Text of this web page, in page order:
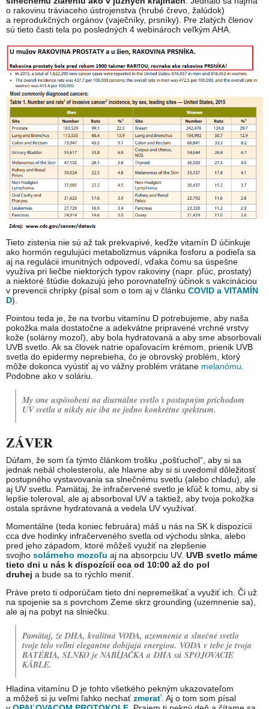
o rakovinu tráviaceho ústrojenstva (hrubé črevo, žalúdok)
a reprodukčných orgánov (vaječníky, prsníky). Pre zlatých členov
sú tieto časti tela po posledných 4 webinároch veľkým AHA.
Tieto zistenia nie sú až tak prekvapivé, keďže vitamín D účinkuje
ako hormón regulujúci metabolizmus vápnika fosforu a podieľa sa
aj na regulácii imunitných odpovedí, vďaka čomu sa úspešne
využíva pri liečbe niektorých typov rakoviny (napr. pľúc, prostaty)
a niektoré štúdie dokazujú jeho porovnateľný účinok s vakcináciou
v prevencii chrípky (písal som o tom aj v článku COVID a VITAMÍN
D).
Pointou teda je, že na tvorbu vitamínu D potrebujeme, aby naša
pokožka mala dostatočne a adekvátne pripravené vrchné vrstvy
kože (solárny mozoľ), aby bola hydratovaná a aby sme absorbovali
UVB svetlo. Ak sa človek natrie opaľovacím krémom, prienik UVB
svetla do epidermy neprebieha, čo je obrovský problém, ktorý
môže dokonca vyústiť aj vo vážny problém vrátane melanómu
Podobne ako v soláriu.
My sme uspôsobení na diurnálne svetlo s postupným príchodom
UV svetla a nikdy nie iba ne jedno konkrétne spektrum.
ZÁVER
Dúfam, že som ťa týmto článkom trošku „pošťuchol“, aby si sa
jednak nebál cholesterolu, ale hlavne aby si si uvedomil dôležitosť
postupného vystavovania sa slnečnému svetlu (alebo chladu), ale
aj UV svetlu. Pamätaj, že infračervené svetlo je kľúč k tomu, aby si
lepšie toleroval, ale aj absorboval UV a taktiež, aby tvoja pokožka
ostala správne hydratovaná a vedela UV využívať.
Momentálne (teda koniec februára) máš u nás na SK k dispozícií
cca dve hodinky infračerveného svetla od východu slnka, alebo
pred jeho západom, ktoré môžeš využiť na zlepšenie
svojho solárneho mozoľu aj na absorpciu UV. UVB svetlo máme
tieto dni u nás k dispozícií cca od 10:00 až do pol
druhej a bude sa to rýchlo meniť.
Práve preto ti odporúčam tieto dni nepremeškať a využiť ich. Či už
na spojenie sa s povrchom Zeme skrz grounding (uzemnenie sa),
ale aj na pobyt na slniečku.
Pamätaj, že DHA, kvalitná VODA, uzemnenie a slnečné svetlo
tvoje telo veľmi elegantne dobíjajú energiou. VODA v tebe je tvoja
BATÉRIA, SLNKO je NABÍJAČKA a DHA sú SPOJOVACIE
KÁBLE.
Hladina vitamínu D je tohto všetkého pekným ukazovateľom
a môžeš si ju veľmi ľahko nechaťzmerať . Aj o tom som písal